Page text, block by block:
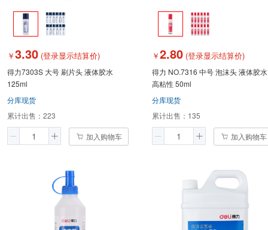
￥3.30 (登录显示结算价)
得力7303S 大号 刷片头 液体胶水
125ml
分库现货
累计出售： 223
加入购物车
￥2.80 (登录显示结算价)
得力 NO.7316 中号 泡沫头 液体胶水
高粘性 50ml
分库现货
累计出售： 135
加入购物车